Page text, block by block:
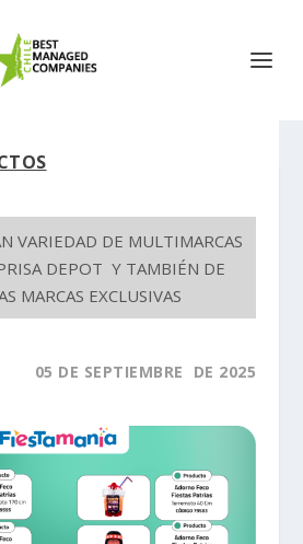
VARIEDAD DE MULTIMARCAS
DEPOT Y TAMBIÉN DE
MARCAS EXCLUSIVAS
05 DE SEPTIEMBRE DE 2025